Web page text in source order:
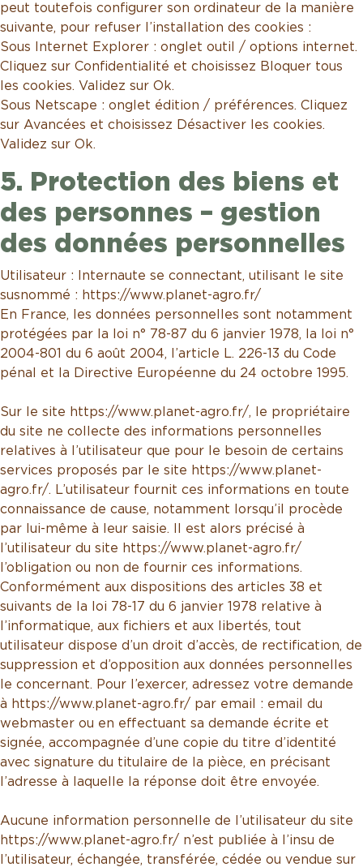
peut toutefois configurer son ordinateur de la manière
suivante, pour refuser l’installation des cookies :
Sous Internet Explorer : onglet outil / options internet.
Cliquez sur Confidentialité et choisissez Bloquer tous
les cookies. Validez sur Ok.
Sous Netscape : onglet édition / préférences. Cliquez
sur Avancées et choisissez Désactiver les cookies.
Validez sur Ok.
5. Protection des biens et
des personnes – gestion
des données personnelles
Utilisateur : Internaute se connectant, utilisant le site
susnommé : https://www.planet-agro.fr/
En France, les données personnelles sont notamment
protégées par la loi n° 78-87 du 6 janvier 1978, la loi n°
2004-801 du 6 août 2004, l’article L. 226-13 du Code
pénal et la Directive Européenne du 24 octobre 1995.
Sur le site https://www.planet-agro.fr/, le propriétaire
du site ne collecte des informations personnelles
relatives à l’utilisateur que pour le besoin de certains
services proposés par le site https://www.planet-
agro.fr/. L’utilisateur fournit ces informations en toute
connaissance de cause, notamment lorsqu’il procède
par lui-même à leur saisie. Il est alors précisé à
l’utilisateur du site https://www.planet-agro.fr/
l’obligation ou non de fournir ces informations.
Conformément aux dispositions des articles 38 et
suivants de la loi 78-17 du 6 janvier 1978 relative à
l’informatique, aux fichiers et aux libertés, tout
utilisateur dispose d’un droit d’accès, de rectification, de
suppression et d’opposition aux données personnelles
le concernant. Pour l’exercer, adressez votre demande
à https://www.planet-agro.fr/ par email : email du
webmaster ou en effectuant sa demande écrite et
signée, accompagnée d’une copie du titre d’identité
avec signature du titulaire de la pièce, en précisant
l’adresse à laquelle la réponse doit être envoyée.
Aucune information personnelle de l’utilisateur du site
https://www.planet-agro.fr/ n’est publiée à l’insu de
l’utilisateur, échangée, transférée, cédée ou vendue sur